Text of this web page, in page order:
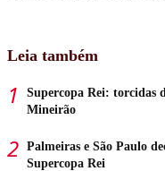
Leia também
Supercopa Rei: torcidas
Mineirão
Palmeiras e São Paulo
Supercopa Rei